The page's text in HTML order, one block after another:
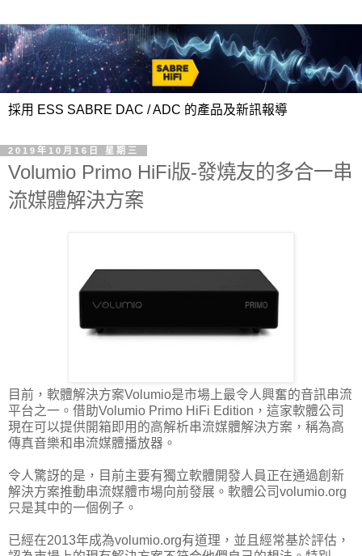
採用 ESS SABRE DAC / ADC 的產品及新訊報導
2019年10月16日 星期三
Volumio Primo HiFi版-發燒友的多合一串
流媒體解決方案
目前，軟體解決方案Volumio是市場上最令人興奮的音訊串流
平台之一。借助Volumio Primo HiFi Edition，這家軟體公司
現在可以提供開箱即用的高解析串流媒體解決方案，稱為高
傳真音樂和串流媒體播放器。
令人驚訝的是，目前主要有獨立軟體開發人員正在通過創新
解決方案推動串流媒體市場向前發展。軟體公司volumio.org
只是其中的一個例子。
已經在2013年成為volumio.org有道理，並且經常基於評估，